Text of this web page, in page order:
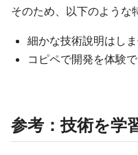
そのため、以下のような
細かな技術說明はし
コピペで開発を体験
参考：技術を学